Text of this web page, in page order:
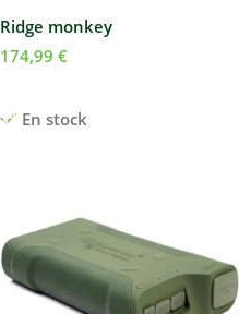
Ridge monkey
En stock
174,99 €